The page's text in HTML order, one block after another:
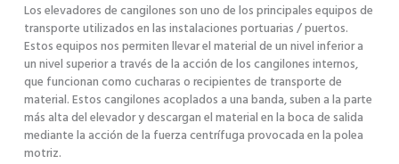
Los elevadores de cangilones son uno de los principales equipos de
transporte utilizados en las instalaciones portuarias / puertos.
Estos equipos nos permiten llevar el material de un nivel inferior a
un nivel superior a través de la acción de los cangilones internos,
que funcionan como cucharas o recipientes de transporte de
material. Estos cangilones acoplados a una banda, suben a la parte
más alta del elevador y descargan el material en la boca de salida
mediante la acción de la fuerza centrífuga provocada en la polea
motriz.